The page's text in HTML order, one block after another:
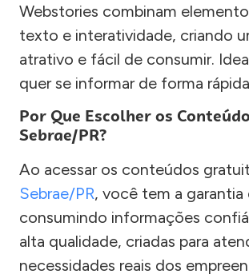
Webstories combinam
texto e interatividade, criando
atrativo e fácil de consumir.
quer se informar de forma
Por Que Escolher os
Sebrae/PR?
Ao acessar os conteúdos
Sebrae/PR, você tem a garantia
consumindo informações
alta qualidade, criadas para
necessidades reais dos